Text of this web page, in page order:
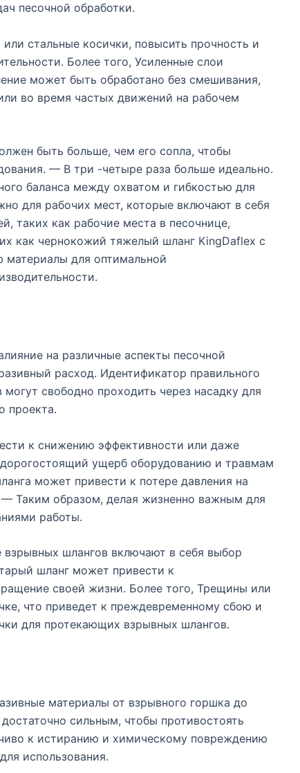
песочной обработки.
стальные косички, повысить прочность и
Более того, Усиленные слои
может быть обработано без смешивания,
во время частых движений на рабочем
быть больше, чем его сопла, чтобы
— В три -четыре раза больше идеально.
баланса между охватом и гибкостью для
для рабочих мест, которые включают в себя
таких как рабочие места в песочнице,
как чернокожий тяжелый шланг KingDaflex с
материалы для оптимальной
на различные аспекты песочной
расход. Идентификатор правильного
свободно проходить через насадку для
проекта.
к снижению эффективности или даже
дорогостоящий ущерб оборудованию и травмам
может привести к потере давления на
Таким образом, делая жизненно важным для
работы.
шлангов включают в себя выбор
шланг может привести к
своей жизни. Более того, Трещины или
что приведет к преждевременному сбою и
для протекающих взрывных шлангов.
материалы от взрывного горшка до
сильным, чтобы противостоять
к истиранию и химическому повреждению
использования.